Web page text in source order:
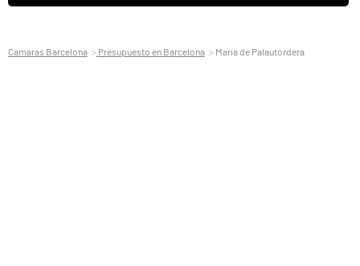
Camaras Barcelona Presupuesto en Barcelona Maria de Palautordera